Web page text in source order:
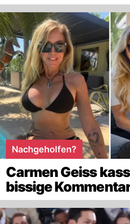
Nachgeholfen?
Carmen Geiss
bissige